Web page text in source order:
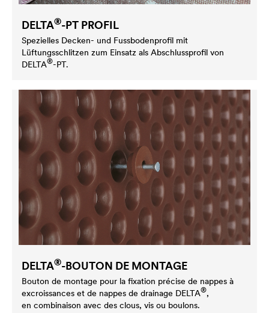
DELTA®-PT PROFIL
Spezielles Decken- und Fussbodenprofil mit
Lüftungsschlitzen zum Einsatz als Abschlussprofil von
DELTA®-PT.
DELTA®-BOUTON DE MONTAGE
Bouton de montage pour la fixation précise de nappes à
excroissances et de nappes de drainage DELTA®,
en combinaison avec des clous, vis ou boulons.